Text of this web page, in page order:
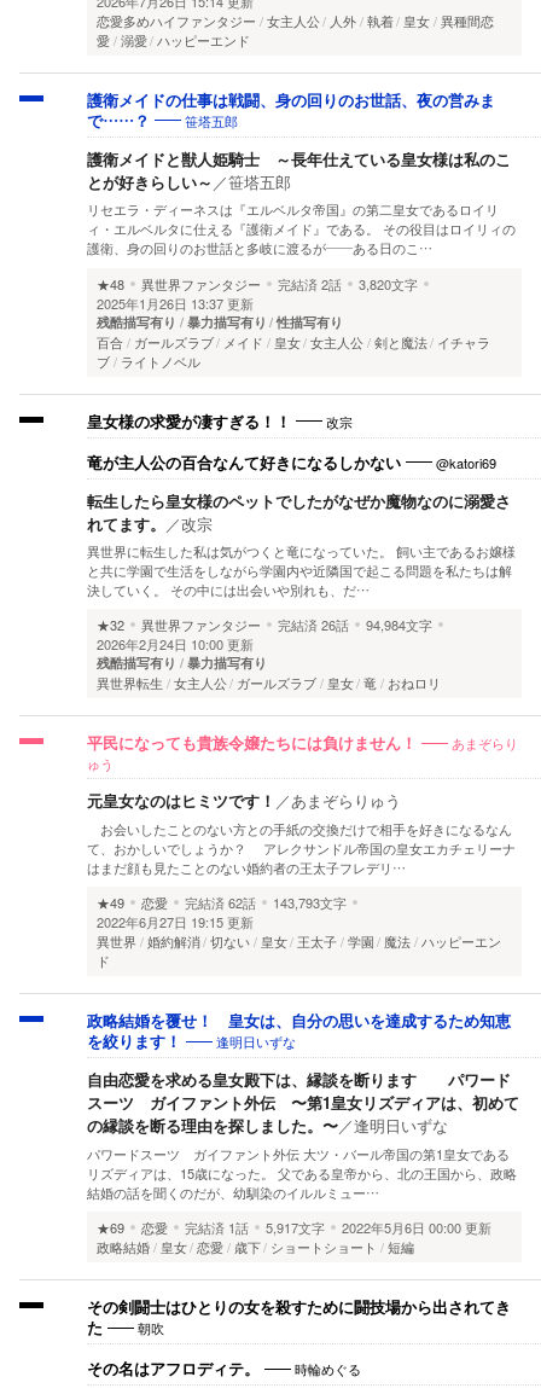
恋愛多めハイファンタジー
女主人公 人外 執着 皇女 異種間恋
愛 溺愛 ハッピーエンド
護衛メイドの仕事は戦闘、身の回りのお世話、夜の営みま
で……？
笹塔五郎
護衛メイドと獣人姫騎士 ～長年仕えている皇女様は私のこ
とが好きらしい～ ／笹塔五郎
リセエラ・ディーネスは『エルベルタ帝国』の第二皇女であるロイリ
ィ・エルベルタに仕える『護衛メイド』である。 その役目はロイリィの
護衛、身の回りのお世話と多岐に渡るが――ある日のこ…
★48
異世界ファンタジー 完結済2話
3,820文字
2025年1月26日 13:37 更新
残酷描写有り 暴力描写有り 性描写有り
百合 ガールズラブ メイド 皇女 女主人公 剣と魔法 イチャラ
ブ
ライトノベル
皇女様の求愛が凄すぎる！！ 改宗
竜が主人公の百合なんて好きになるしかない @katori69
転生したら皇女様のペットでしたがなぜか魔物なのに溺愛さ
れてます。 ／改宗
異世界に転生した私は気がつくと竜になっていた。 飼い主であるお嬢様
と共に学園で生活をしながら学園内や近隣国で起こる問題を私たちは解
決していく。 その中には出会いや別れも、だ…
★32
異世界ファンタジー 完結済26話
94,984文字
2026年2月24日 10:00 更新
残酷描写有り 暴力描写有り
異世界転生 女主人公 ガールズラブ 皇女 竜 おねロリ
平民になっても貴族令嬢たちには負けません！
あまぞらり
ゅう
元皇女なのはヒミツです！ ／あまぞらりゅう
お会いしたことのない方との手紙の交換だけで相手を好きになるなん
て、おかしいでしょうか？ アレクサンドル帝国の皇女エカチェリーナ
はまだ顔も見たことのない婚約者の王太子フレデリ…
★49
恋愛 完結済62話
143,793文字
2022年6月27日 19:15 更新
異世界
婚約解消 切ない 皇女 王太子 学園 魔法 ハッピーエン
ド
政略結婚を覆せ！ 皇女は、自分の思いを達成するため知恵
を絞ります！
逢明日いずな
自由恋愛を求める皇女殿下は、縁談を断ります パワード
スーツ ガイファント外伝 〜第1皇女リズディアは、初めて
の縁談を断る理由を探しました。〜／逢明日いずな
パワードスーツ ガイファント外伝 大ツ・バール帝国の第1皇女である
リズディアは、15歳になった。 父である皇帝から、北の王国から、政略
結婚の話を聞くのだが、幼馴染のイルルミュー…
★69
恋愛 完結済 1話 5,917文字
2022年5月6日 00:00 更新
政略結婚
皇女 恋愛 歳下 ショートショート 短編
その剣闘士はひとりの女を殺すために闘技場から出されてき
た
朝吹
その名はアフロディテ。 時輪めぐる